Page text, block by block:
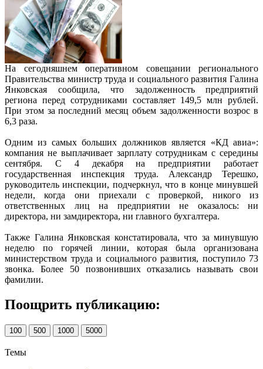
На сегодняшнем оперативном совещании регионального
Правительства министр труда и социального развития Галина
Янковская сообщила, что задолженность предприятий
региона перед сотрудниками составляет 149,5 млн рублей.
При этом за последний месяц объем задолженности возрос в
6,3 раза.
Одним из самых больших должников является «КД авиа»:
компания не выплачивает зарплату сотрудникам с середины
сентября. С 4 декабря на предприятии работает
государственная инспекция труда. Александр Терешко,
руководитель инспекции, подчеркнул, что в конце минувшей
недели, когда они приехали с проверкой, никого из
ответственных лиц на предприятии не оказалось: ни
директора, ни замдиректора, ни главного бухгалтера.
Также Галина Янковская констатировала, что за минувшую
неделю по горячей линии, которая была организована
министерством труда и социального развития, поступило 73
звонка. Более 50 позвонивших отказались называть свои
фамилии.
Поощрить публикацию:
100 500 1000 5000
Темы